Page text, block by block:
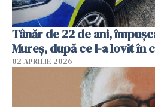
Tânăr de 22 de ani,
Mureș, după ce l-a lovit în
02 APRILIE 2026